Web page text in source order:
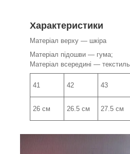
Характеристики
Матеріал верху — шкіра
Матеріал підошви — гума;
Матеріал всередині — текстиль
41 42 43
26 см 26.5 см 27.5 см